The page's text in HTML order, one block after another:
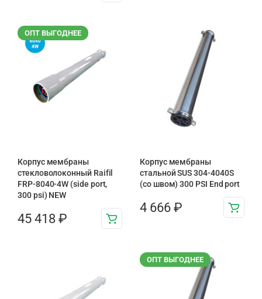
ОПТ ВЫГОДНЕЕ
Корпус мембраны
стекловолоконный Raifil
FRP-8040-4W (side port,
300 psi) NEW
45 418 ₽
Корпус мембраны
стальной SUS 304-4040S
(со швом) 300 PSI End port
4 666 ₽
ОПТ ВЫГОДНЕЕ